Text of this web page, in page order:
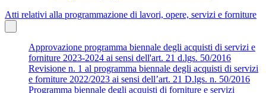
Atti relativi alla programmazione di lavori, opere, servizi e forniture
Approvazione programma biennale degli acquisti di servizi e
forniture 2023-2024 ai sensi dell'art. 21 d.lgs. 50/2016
Revisione n. 1 al programma biennale degli acquisti di servizi
e forniture 2022/2023 ai sensi dell’art. 21 D.lgs. n. 50/2016
Programma biennale degli acquisti di forniture e servizi